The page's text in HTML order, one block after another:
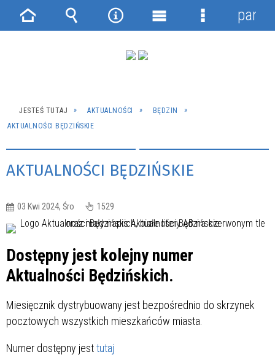
JESTEŚ TUTAJ AKTUALNOŚCI
BĘDZIN
AKTUALNOŚCI BĘDZIŃSKIE
AKTUALNOŚCI BĘDZIŃSKIE
03 Kwi 2024, Śro 1529
Dostępny jest kolejny numer
Aktualności Będzińskich.
Miesięcznik dystrybuowany jest bezpośrednio do skrzynek
pocztowych wszystkich mieszkańców miasta.
Numer dostępny jesttutaj
Strona Wyszukiwarka
NarzędziaMenu
Menu
panel